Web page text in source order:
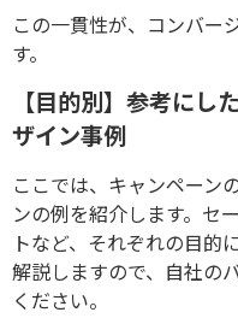
この一貫性が、コンバー
す。
【目的別】参考にし
ザイン事例
ここでは、キャンペーン
ンの例を紹介します。セ
トなど、それぞれの目的
解説しますので、自社の
ください。